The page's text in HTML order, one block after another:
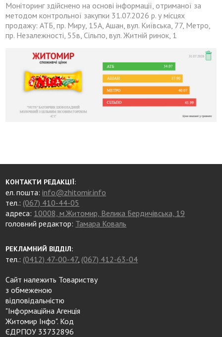
Моніторинг здійснено на основі інформації, отриманої за
методом контрольної закупки 31.07.2026 р. у місцях
продажу: АТБ, пр. Миру, 15А, Ашан, вул. Київська, 77, Метро,
пр. Незалежності, 55в, Сільпо, вул. Житній ринок, 1
КОНТАКТИ РЕДАКЦІЇ:
ел. пошта:info@zhitomir.info
тел.: (067) 410-44-05
адреса: 10008, м.Житомир, Велика Бердичівська, 19
головний редактор: Тамара Коваль
РЕКЛАМНИЙ ВІДДІЛ:
тел.: (0412) 47-00-47, (067) 412-63-04
Сайт належить Товариству
з обмеженою
відповідальністю
"Інформаційна Агенція
Житомир Інфо". Код
ЄДРПОУ 33732896